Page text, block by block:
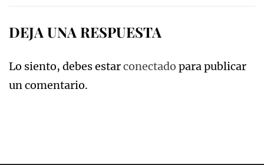
DEJA UNA RESPUESTA
Lo siento, debes estarconectado para publicar
un comentario.